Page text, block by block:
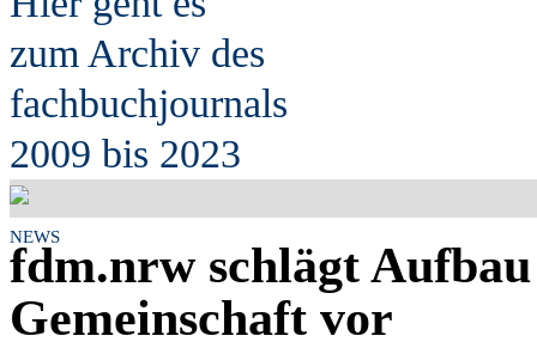
zum Archiv des
fachbuchjournals
2009 bis 2023
NEWS
fdm.nrw schlägt
Gemeinschaft vor